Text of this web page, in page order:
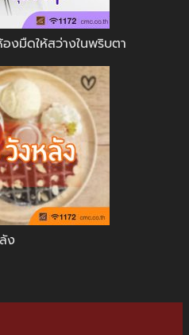
งมืดให้สว่างในพริบตา
ง